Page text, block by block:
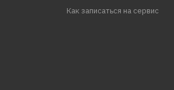
Как записаться на сервис